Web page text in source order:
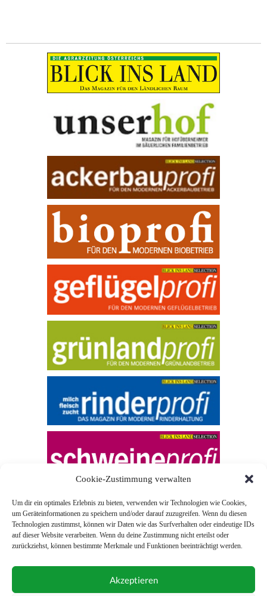
Cookie-Zustimmung verwalten
Um dir ein optimales Erlebnis zu bieten, verwenden wir Technologien wie Cookies,
um Geräteinformationen zu speichern und/oder darauf zuzugreifen. Wenn du diesen
Technologien zustimmst, können wir Daten wie das Surfverhalten oder eindeutige IDs
auf dieser Website verarbeiten. Wenn du deine Zustimmung nicht erteilst oder
zurückziehst, können bestimmte Merkmale und Funktionen beeinträchtigt werden.
Akzeptieren
© 2026 Blick ins Land
Unterstützt durch